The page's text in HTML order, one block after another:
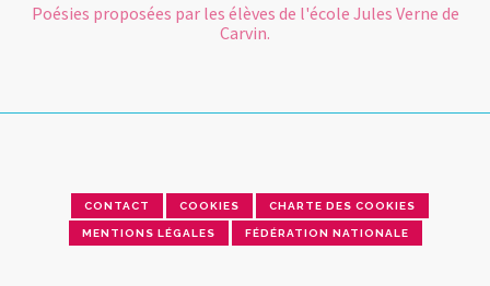
Poésies proposées par les élèves de l'école Jules Verne de
Carvin.
CONTACT COOKIES CHARTE DES COOKIES
MENTIONS LÉGALES FÉDÉRATION NATIONALE